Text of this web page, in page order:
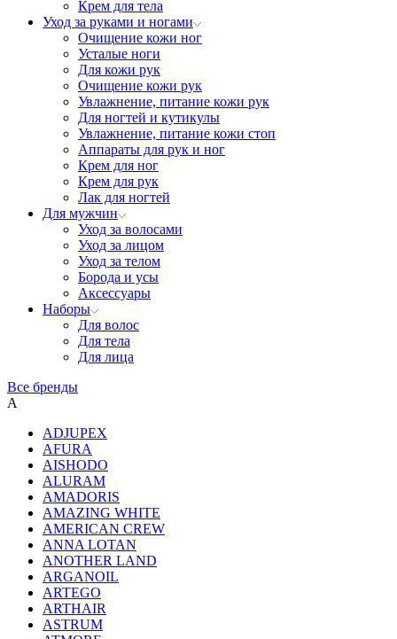
Крем для тела
Уход за руками и ногами
Очищение кожи ног
Усталые ноги
Для кожи рук
Очищение кожи рук
Увлажнение, питание кожи рук
Для ногтей и кутикулы
Увлажнение, питание кожи стоп
Аппараты для рук и ног
Крем для ног
Крем для рук
Лак для ногтей
Для мужчин
Уход за волосами
Уход за лицом
Уход за телом
Борода и усы
Аксессуары
Наборы
Для волос
Для тела
Для лица
Все бренды
A
ADJUPEX
AFURA
AISHODO
ALURAM
AMADORIS
AMAZING WHITE
AMERICAN CREW
ANNA LOTAN
ANOTHER LAND
ARGANOIL
ARTEGO
ARTHAIR
ASTRUM